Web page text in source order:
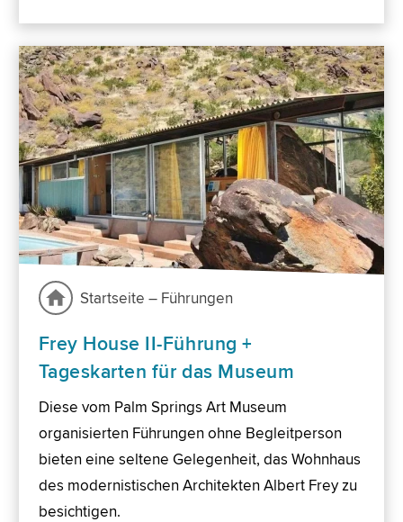
Startseite – Führungen
Frey House II-Führung +
Tageskarten für das Museum
Diese vom Palm Springs Art Museum
organisierten Führungen ohne Begleitperson
bieten eine seltene Gelegenheit, das Wohnhaus
des modernistischen Architekten Albert Frey zu
besichtigen.